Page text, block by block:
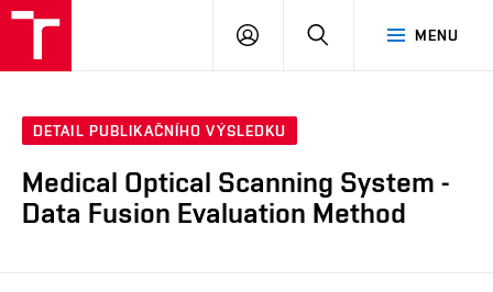
MENU
PŘIHLÁSIT
DETAIL PUBLIKAČNÍHO VÝSLEDKU
Medical Optical Scanning System -
Data Fusion Evaluation Method